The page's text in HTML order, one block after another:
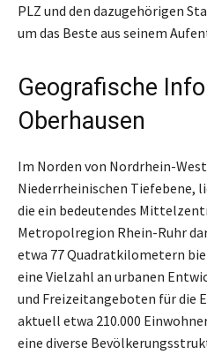
PLZ und den dazugehörigen
um das Beste aus seinem
Geografische
Oberhausen
Im Norden von Nordrhein-
Niederrheinischen Tiefebene,
die ein bedeutendes
Metropolregion Rhein-Ruhr
etwa 77 Quadratkilometern
eine Vielzahl an urbanen
und Freizeitangeboten für die
aktuell etwa 210.000
eine diverse